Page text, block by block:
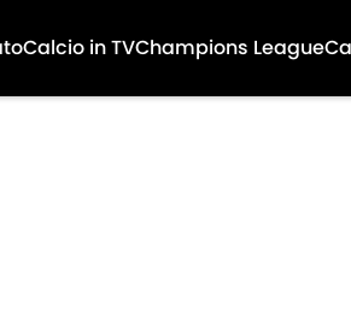
Calcio in TVChampions League